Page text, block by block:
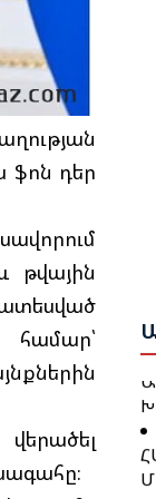
ֆոն դեր
թվային
համար՝